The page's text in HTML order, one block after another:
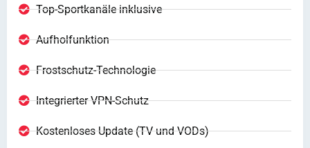
Top-Sportkanäle inklusive
Aufholfunktion
Frostschutz-Technologie
Integrierter VPN-Schutz
Kostenloses Update (TV und VODs)